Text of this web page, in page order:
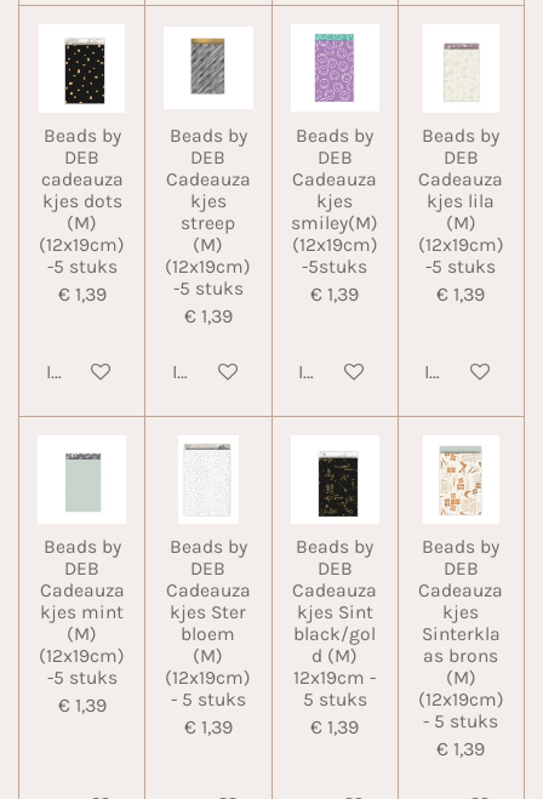
Beads by
DEB
cadeauza
kjes dots
(M)
(12x19cm)
-5 stuks
€ 1,39
In winkelwagen
Beads by
DEB
Cadeauza
kjes
streep
(M)
(12x19cm)
-5 stuks
€ 1,39
In winkelwagen
Beads by
DEB
Cadeauza
kjes
smiley(M)
(12x19cm)
-5stuks
€ 1,39
In winkelwagen
Beads by
DEB
Cadeauza
kjes lila
(M)
(12x19cm)
-5 stuks
€ 1,39
In
Beads by
DEB
Cadeauza
kjes mint
(M)
(12x19cm)
-5 stuks
€ 1,39
Beads by
DEB
Cadeauza
kjes Ster
bloem
(M)
(12x19cm)
- 5 stuks
€ 1,39
Beads by
DEB
Cadeauza
kjes Sint
black/gol
d (M)
12x19cm -
5 stuks
€ 1,39
Beads by
DEB
Cadeauza
kjes
Sinterkla
as brons
(M)
(12x19cm)
- 5 stuks
€ 1,39